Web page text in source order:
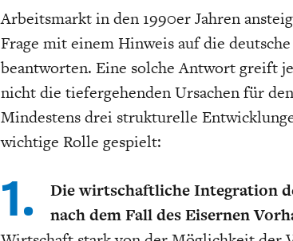
Arbeitsmarkt in den 1990er Jahren
Frage mit einem Hinweis auf die
beantworten. Eine solche Antwort greift
nicht die tiefergehenden Ursachen für
Mindestens drei strukturelle
wichtige Rolle gespielt:
1.
Die wirtschaftliche Integration
nach dem Fall des Eisernen